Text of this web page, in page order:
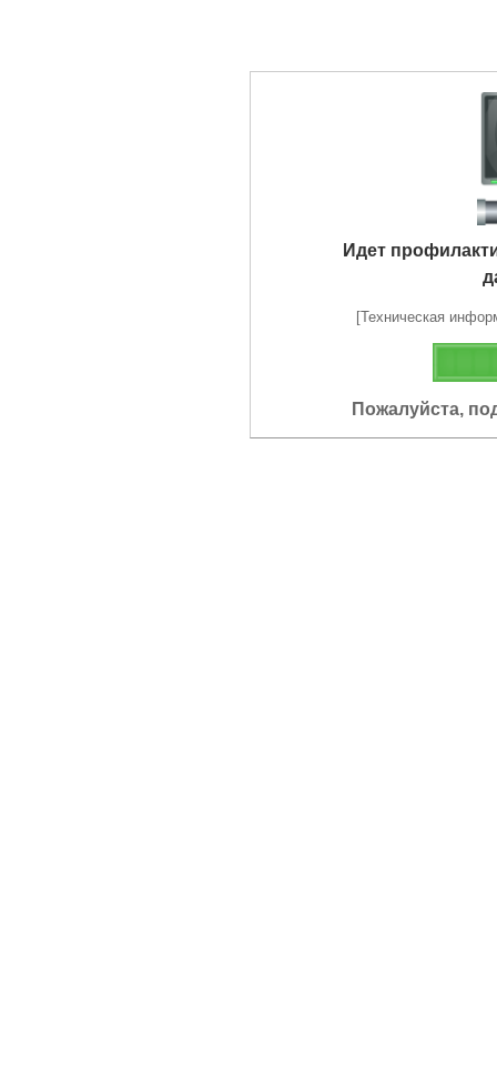
Идет
[Техническая
Пожалуйста,